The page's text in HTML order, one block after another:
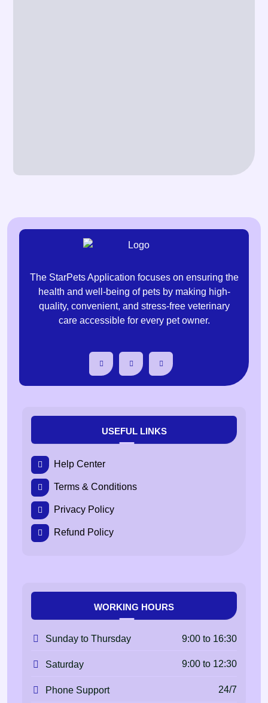
The StarPets Application focuses on ensuring the
health and well-being of pets by making high-
quality, convenient, and stress-free veterinary
care accessible for every pet owner.
USEFUL LINKS
Help Center
Terms & Conditions
Privacy Policy
Refund Policy
WORKING HOURS
Sunday to Thursday 9:00 to 16:30
Saturday 9:00 to 12:30
Phone Support 24/7